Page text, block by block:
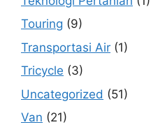
Touring (9)
Transportasi Air (1)
Tricycle (3)
Uncategorized (51)
Van (21)